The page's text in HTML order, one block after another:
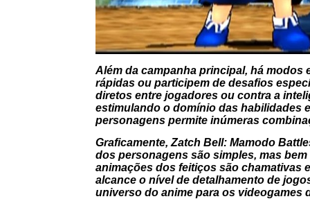
Além da campanha principal, há modos
rápidas ou participem de desafios
diretos entre jogadores ou contra a
estimulando o domínio das habilidades
personagens permite inúmeras
Graficamente, Zatch Bell: Mamodo
dos personagens são simples, mas
animações dos feitiços são chamativas
alcance o nível de detalhamento de
universo do anime para os videogames